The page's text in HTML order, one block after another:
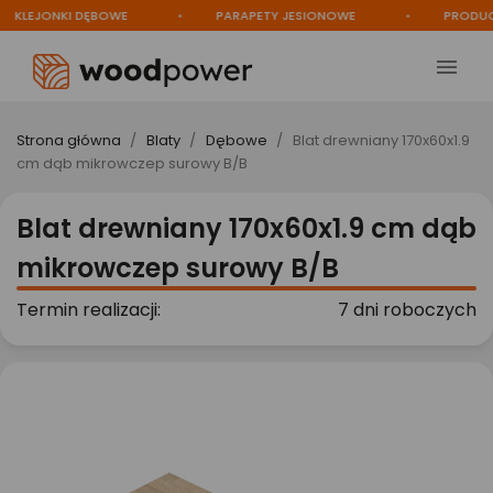
DĘBOWE PARAPETY JESIONOWE

Strona główna Blaty Dębowe
Blat drewniany 170x60x1.9
cm dąb mikrowczep surowy B/B
Blat drewniany 170x60x1.9 cm dąb
mikrowczep surowy B/B
Termin realizacji: 7 dni roboczych